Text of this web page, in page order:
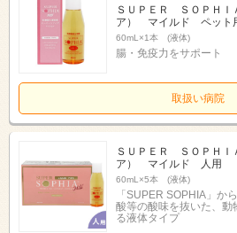
ＳＵＰＥＲ ＳＯＰＨＩ
ア） マイルド ペット
60mL×1本 (液体)
腸・免疫力をサポート
取扱い病院
ＳＵＰＥＲ ＳＯＰＨＩ
ア） マイルド 人用
60mL×5本 (液体)
「SUPER SOPHIA」か
酸等の酸味を抜いた、動
る液体タイプ